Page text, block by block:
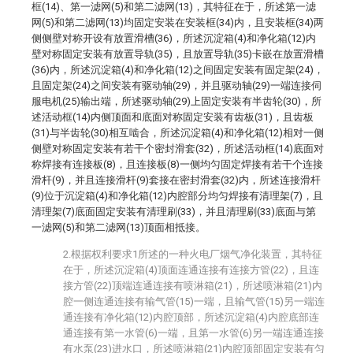
框(14)、第一滤网(5)和第二滤网(13)，其特征在于，所述第一滤
网(5)和第二滤网(13)均固定安装在安装框(34)内，且安装框(34)两
侧侧壁对称开设有放置滑槽(36)，所述沉淀箱(4)和净化箱(12)内
壁对称固定安装有放置导轨(35)，且放置导轨(35)卡嵌在放置滑槽
(36)内，所述沉淀箱(4)和净化箱(12)之间固定安装有固定架(24)，
且固定架(24)之间安装有驱动轴(29)，并且驱动轴(29)一端连接伺
服电机(25)输出端，所述驱动轴(29)上固定安装有半齿轮(30)，所
述活动框(14)内侧顶面和底面对称固定安装有齿板(31)，且齿板
(31)与半齿轮(30)相互啮合，所述沉淀箱(4)和净化箱(12)相对一侧
侧壁对称固定安装有若干个密封滑套(32)，所述活动框(14)底面对
称焊接有连接板(8)，且连接板(8)一侧均匀固定焊接有若干个连接
滑杆(9)，并且连接滑杆(9)套接在密封滑套(32)内，所述连接滑杆
(9)位于沉淀箱(4)和净化箱(12)内腔部分均匀焊接有清理架(7)，且
清理架(7)底面固定安装有清理刷(33)，并且清理刷(33)底面与第
一滤网(5)和第二滤网(13)顶面相抵接。
2.根据权利要求1所述的一种火电厂烟气净化装置，其特征
在于，所述沉淀箱(4)顶面连通连接有连接方管(22)，且连
接方管(22)顶端连通连接有喷淋箱(21)，所述喷淋箱(21)内
腔一侧连通连接有输气管(15)一端，且输气管(15)另一端连
通连接有净化箱(12)内腔顶部，所述沉淀箱(4)内腔底部连
通连接有第一水管(6)一端，且第一水管(6)另一端连通连接
有水泵(23)进水口，所述喷淋箱(21)内腔顶部固定安装有匀